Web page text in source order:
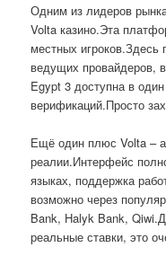
Одним из лидеров
Volta казино.Эта
местных игроков.Здесь
ведущих провайдеров,
Egypt 3 доступна в
верификаций.Просто
Ещё один плюс Volta –
реалии.Интерфейс
языках, поддержка
возможно через
Bank, Halyk Bank,
реальные ставки, это